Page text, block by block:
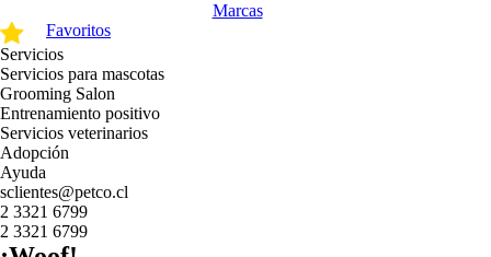
Marcas
Favoritos
Servicios
Servicios para mascotas
Grooming Salon
Entrenamiento positivo
Servicios veterinarios
Adopción
Ayuda
sclientes@petco.cl
2 3321 6799
2 3321 6799